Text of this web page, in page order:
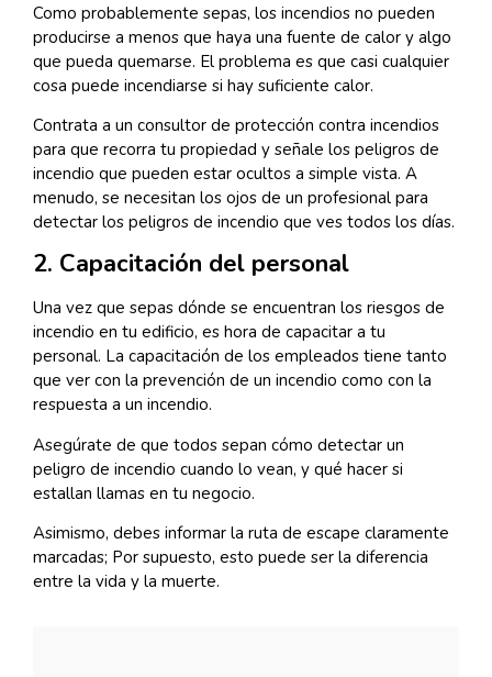
Como probablemente sepas, los incendios no pueden
producirse a menos que haya una fuente de calor y algo
que pueda quemarse. El problema es que casi cualquier
cosa puede incendiarse si hay suficiente calor.
Contrata a un consultor de protección contra incendios
para que recorra tu propiedad y señale los peligros de
incendio que pueden estar ocultos a simple vista. A
menudo, se necesitan los ojos de un profesional para
detectar los peligros de incendio que ves todos los días.
2. Capacitación del personal
Una vez que sepas dónde se encuentran los riesgos de
incendio en tu edificio, es hora de capacitar a tu
personal. La capacitación de los empleados tiene tanto
que ver con la prevención de un incendio como con la
respuesta a un incendio.
Asegúrate de que todos sepan cómo detectar un
peligro de incendio cuando lo vean, y qué hacer si
estallan llamas en tu negocio.
Asimismo, debes informar la ruta de escape claramente
marcadas; Por supuesto, esto puede ser la diferencia
entre la vida y la muerte.